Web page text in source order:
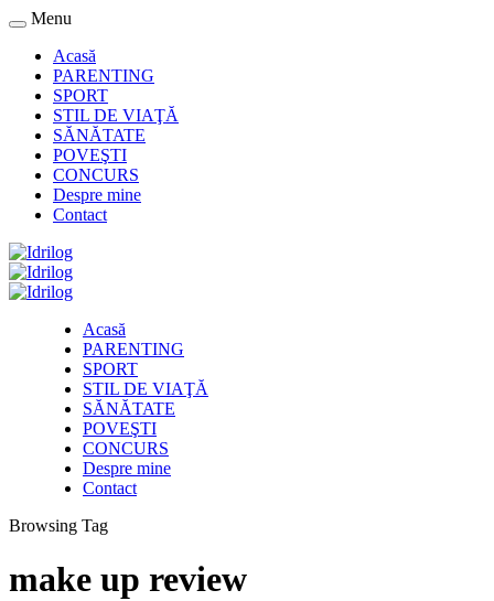
Menu
Acasă
PARENTING
SPORT
STIL DE VIAŢĂ
SĂNĂTATE
POVEŞTI
CONCURS
Despre mine
Contact
Acasă
PARENTING
SPORT
STIL DE VIAŢĂ
SĂNĂTATE
POVEŞTI
CONCURS
Despre mine
Contact
Browsing Tag
make up review